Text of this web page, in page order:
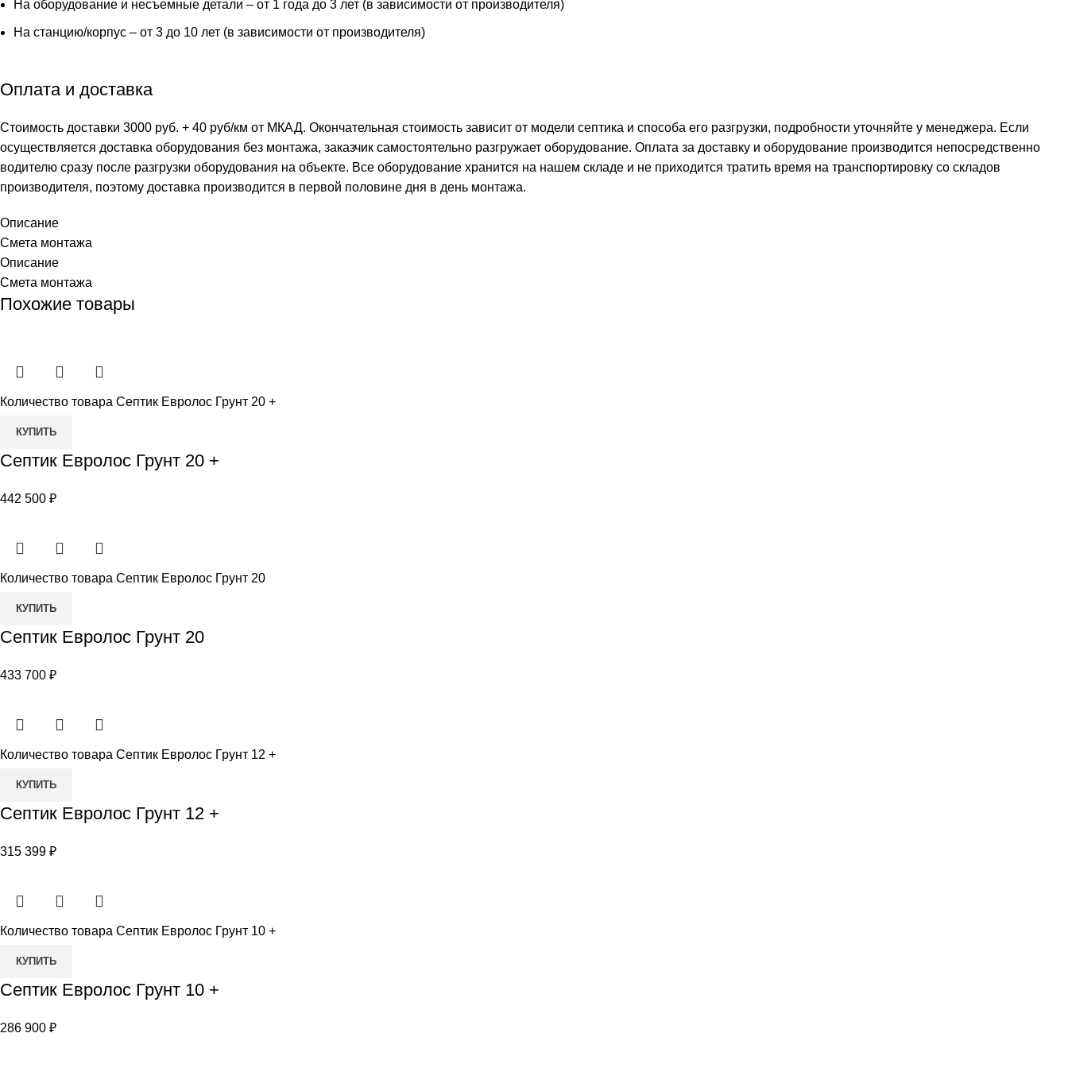
На оборудование и несъемные детали – от 1 года до 3 лет (в зависимости от производителя)
На станцию/корпус – от 3 до 10 лет (в зависимости от производителя)
Оплата и доставка
Стоимость доставки 3000 руб. + 40 руб/км от МКАД. Окончательная стоимость зависит от модели септика и способа его разгрузки, подробности уточняйте у менеджера. Если
осуществляется доставка оборудования без монтажа, заказчик самостоятельно разгружает оборудование. Оплата за доставку и оборудование производится непосредственно
водителю сразу после разгрузки оборудования на объекте. Все оборудование хранится на нашем складе и не приходится тратить время на транспортировку со складов
производителя, поэтому доставка производится в первой половине дня в день монтажа.
Описание
Смета монтажа
Описание
Смета монтажа
Похожие товары
Количество товара Септик Евролос Грунт 20 +
КУПИТЬ
Септик Евролос Грунт 20 +
442 500 ₽
Количество товара Септик Евролос Грунт 20
КУПИТЬ
Септик Евролос Грунт 20
433 700 ₽
Количество товара Септик Евролос Грунт 12 +
КУПИТЬ
Септик Евролос Грунт 12 +
315 399 ₽
Количество товара Септик Евролос Грунт 10 +
КУПИТЬ
Септик Евролос Грунт 10 +
286 900 ₽